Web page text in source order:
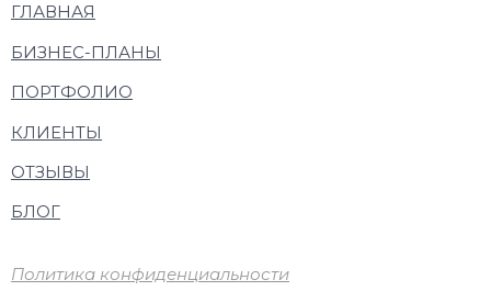
ГЛАВНАЯ
БИЗНЕС-ПЛАНЫ
ПОРТФОЛИО
КЛИЕНТЫ
ОТЗЫВЫ
БЛОГ
Политика конфиденциальности